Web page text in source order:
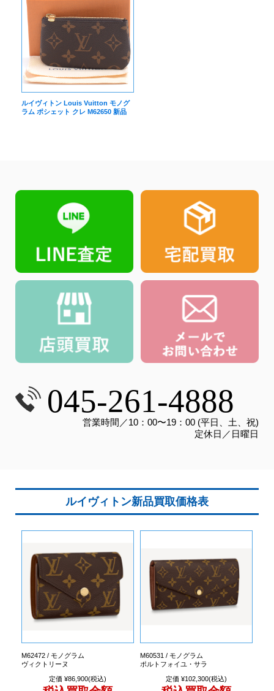
ルイヴィトン Louis Vuitton モノグ
ラム ポシェット クレ M62650 新品
045-261-4888
営業時間／10：00〜19：00 (平日、土、祝)
定休日／日曜日
ルイヴィトン新品買取価格表
M62472 / モノグラム
ヴィクトリーヌ
定価 ¥86,900(税込)
M60531 / モノグラム
ポルトフォイユ・サラ
定価 ¥102,300(税込)